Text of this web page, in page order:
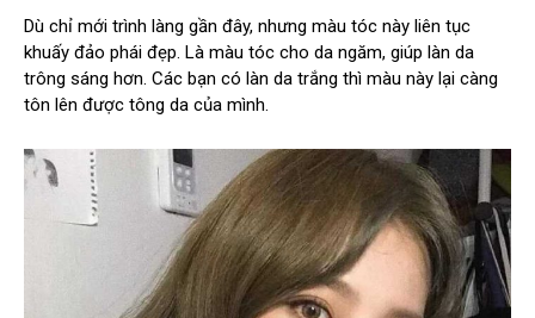
Dù chỉ mới trình làng gần đây, nhưng màu tóc này liên tục
khuấy đảo phái đẹp. Là màu tóc cho da ngăm, giúp làn da
trông sáng hơn. Các bạn có làn da trắng thì màu này lại càng
tôn lên được tông da của mình.